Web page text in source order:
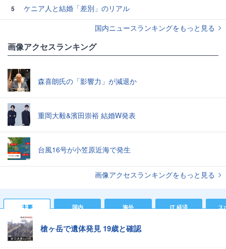
5
ケニア人と結婚「差別」のリアル
国内ニュースランキングをもっと見る
画像アクセスランキング
森喜朗氏の「影響力」が減退か
重岡大毅&濱田崇裕 結婚W発表
台風16号が小笠原近海で発生
画像アクセスランキングをもっと見る
主要 国内 海外 IT 経済 ス
槍ヶ岳で遺体発見 19歳と確認